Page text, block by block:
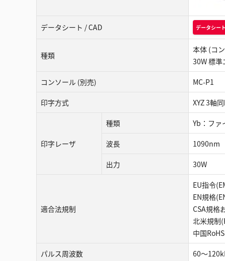
データシート / CAD データシー
種類
本体 (コ
30W 標
コンソール (別売) MC-P1
印字方式 XYZ 3軸
印字レーザ
種類 Yb：ファ
波長 1090nm
出力 30W
適合法規制
EU指令
EN規格
CSA規格
北米規制
中国RoHS
パルス周波数 60～